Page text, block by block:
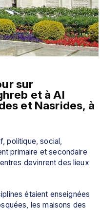
sur
et à Al
et Nasrides, à
politique, social,
primaire et secondaire
devinrent des lieux
étaient enseignées
les maisons des